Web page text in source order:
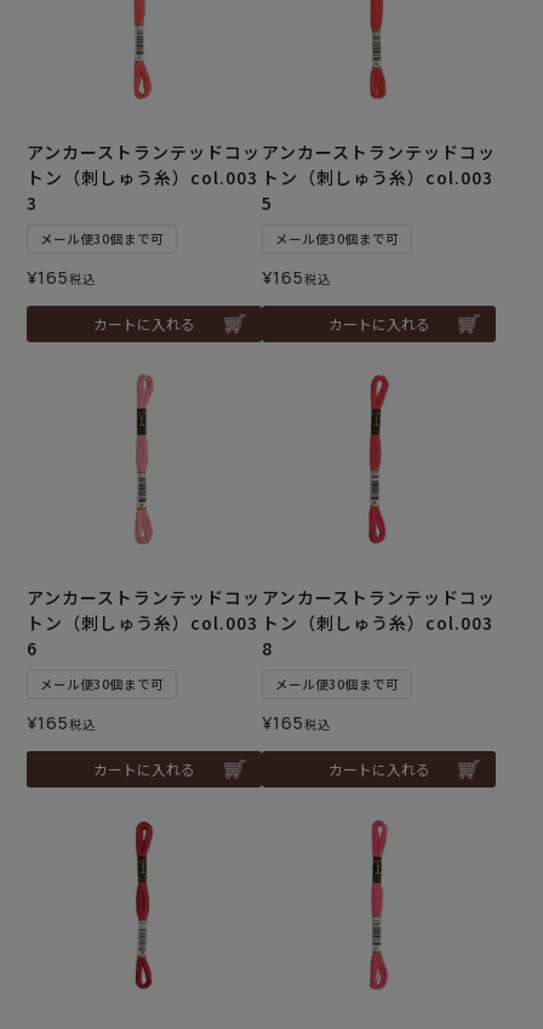
アンカーストランテッドコッ
トン（刺しゅう糸）col.003
3
メール便30個まで可
¥165税込
カートに入れる
アンカーストランテッドコッ
トン（刺しゅう糸）col.003
5
メール便30個まで可
¥165税込
カートに入れる
アンカーストランテッドコッ
トン（刺しゅう糸）col.003
6
メール便30個まで可
¥165税込
カートに入れる
アンカーストランテッドコッ
トン（刺しゅう糸）col.003
8
メール便30個まで可
¥165税込
カートに入れる